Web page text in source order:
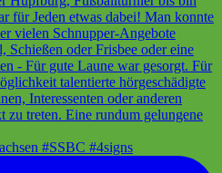
#SSBC #4signs